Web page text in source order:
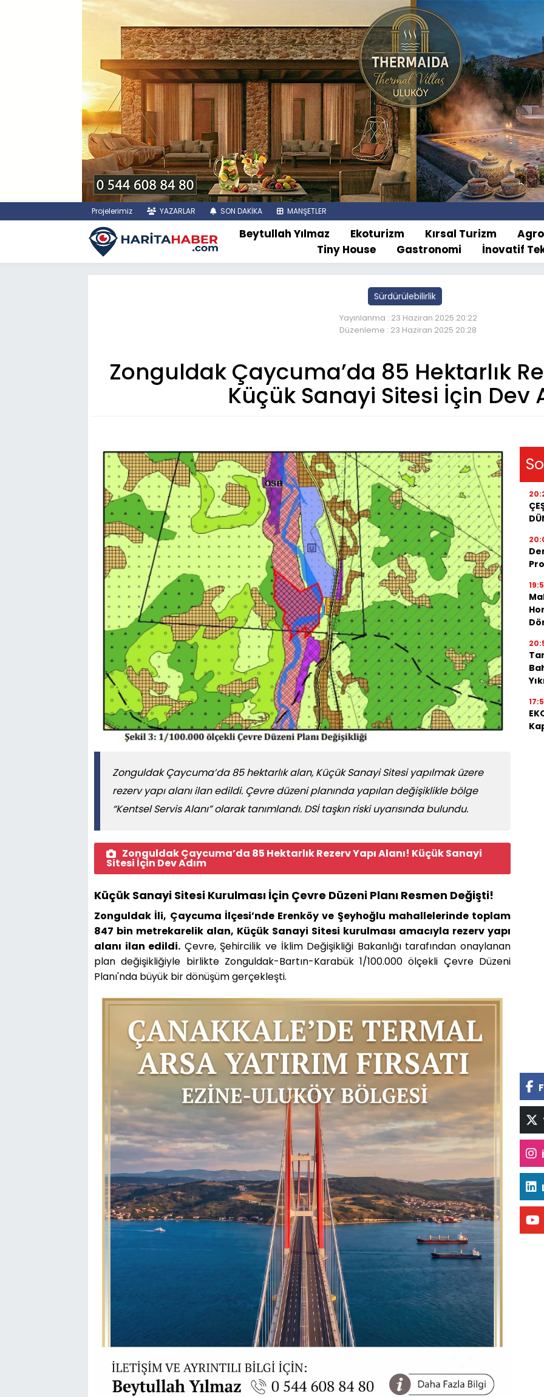
Projelerimiz YAZARLAR SON DAKİKA MANŞETLER
Beytullah Yılmaz Ekoturizm Kırsal Turizm Agro
Tiny House
Gastronomi İnovatif
Sürdürülebilirlik
Yayınlanma : 23 Haziran 2025 20:22
Düzenleme : 23 Haziran 2025 20:28
Zonguldak Çaycuma’da 85 Hektarlık
Küçük Sanayi Sitesi İçin Dev
Zonguldak Çaycuma’da 85 hektarlık alan, Küçük Sanayi Sitesi yapılmak üzere
rezerv yapı alanı ilan edildi. Çevre düzeni planında yapılan değişiklikle bölge
“Kentsel Servis Alanı” olarak tanımlandı. DSİ taşkın riski uyarısında bulundu.
Zonguldak Çaycuma’da 85 Hektarlık Rezerv Yapı Alanı! Küçük Sanayi
Sitesi İçin Dev Adım
Küçük Sanayi Sitesi Kurulması İçin Çevre Düzeni Planı Resmen Değişti!
Zonguldak İli, Çaycuma İlçesi’nde Erenköy ve Şeyhoğlu mahallelerinde toplam
847 bin metrekarelik alan, Küçük Sanayi Sitesi kurulması amacıyla rezerv yapı
alanı ilan edildi. Çevre, Şehircilik ve İklim Değişikliği Bakanlığı tarafından onaylanan
plan değişikliğiyle birlikte Zonguldak-Bartın-Karabük 1/100.000 ölçekli Çevre Düzeni
Planı'nda büyük bir dönüşüm gerçekleşti.